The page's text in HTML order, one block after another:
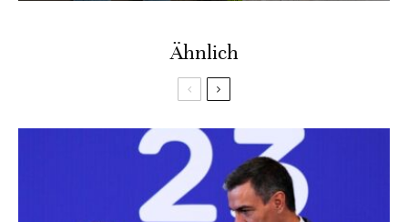
Ähnlich